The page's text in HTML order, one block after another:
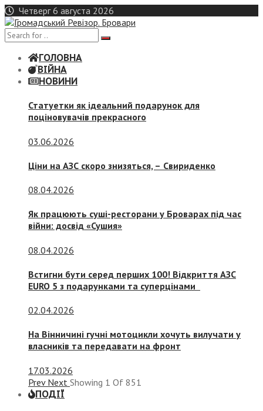
Skip
to
content
Четверг 6 августа 2026
ГОЛОВНА
ВІЙНА
НОВИНИ
Статуетки як ідеальний подарунок для
поціновувачів прекрасного
03.06.2026
Ціни на АЗС скоро знизяться, – Свириденко
08.04.2026
Як працюють суші-ресторани у Броварах під час
війни: досвід «Сушия»
08.04.2026
Встигни бути серед перших 100! Відкриття АЗС
EURO 5 з подарунками та суперцінами
02.04.2026
На Вінничині гучні мотоцикли хочуть вилучати у
власників та передавати на фронт
17.03.2026
Prev Next Showing 1 Of 851
ПОДІЇ